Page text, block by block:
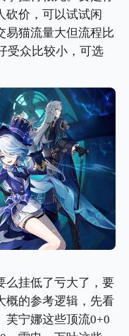
砍价，可以试试闲
易猫流量大但流程比
受众比较小，可选
么挂低了亏大了，要
概的参考逻辑，先看
芙宁娜这些顶流0+0